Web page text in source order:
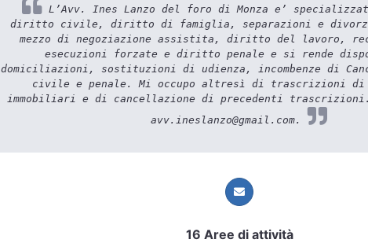
L’Avv. Ines Lanzo del foro di Monza e’
diritto civile, diritto di famiglia, separazioni e
mezzo di negoziazione assistita, diritto del lavoro,
esecuzioni forzate e diritto penale e si rende
domiciliazioni, sostituzioni di udienza, incombenze di
civile e penale. Mi occupo altresì di trascrizioni di
immobiliari e di cancellazione di precedenti
avv.ineslanzo@gmail.com.
16 Aree di attività